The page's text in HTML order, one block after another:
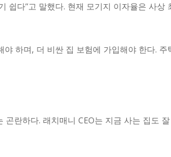
쉽다”고 말했다. 현재 모기지 이자율은 사
하며, 더 비싼 집 보험에 가입해야 한다.
란하다. 래치매니 CEO는 지금 사는 집도